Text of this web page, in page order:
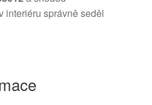
interiéru správně seděl